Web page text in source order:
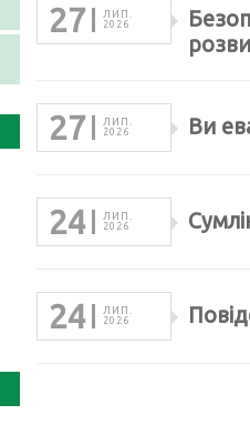
27
ЛИП.
2026
27
ЛИП.
2026
Ви
24
ЛИП.
2026
24
ЛИП.
2026